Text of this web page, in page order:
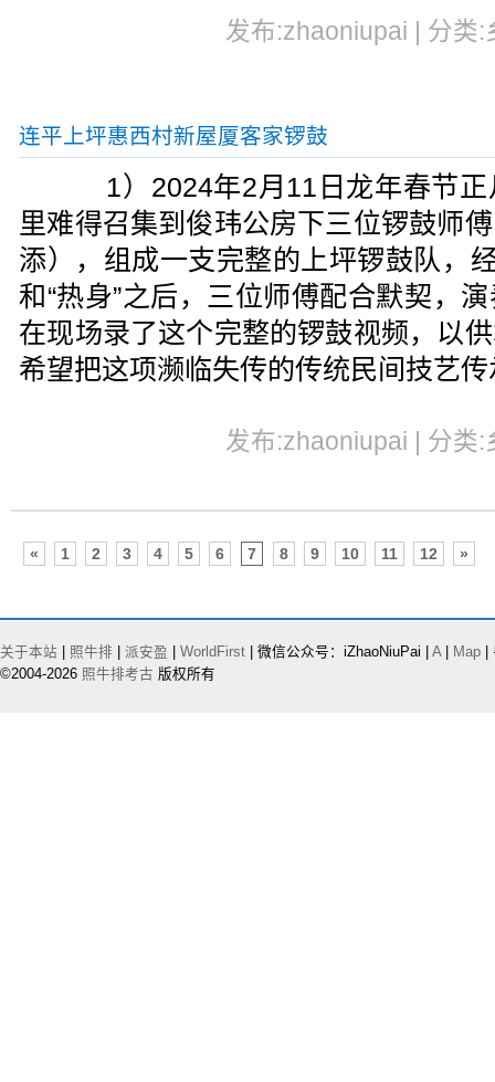
发布:zhaoniupai | 分类
连平上坪惠西村新屋厦客家锣鼓
1）2024年2月11日龙年春节正
里难得召集到俊玮公房下三位锣鼓师
添），组成一支完整的上坪锣鼓队，
和“热身”之后，三位师傅配合默契，
在现场录了这个完整的锣鼓视频，以
希望把这项濒临失传的传统民间技艺
发布:zhaoniupai | 分类
« 1 2 3 4 5 6 7 8 9 10 11 12 »
关于本站 照牛排 派安盈 WorldFirst | 微信公众号：iZhaoNiuPai | A| Map |
©2004-2026 照牛排考古 版权所有